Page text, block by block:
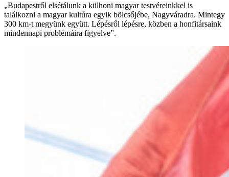
„Budapestről elsétálunk a külhoni magyar testvéreinkkel is
találkozni a magyar kultúra egyik bölcsőjébe, Nagyváradra. Mintegy
300 km-t megyünk együtt. Lépésről lépésre, közben a honfitársaink
mindennapi problémáira figyelve”.